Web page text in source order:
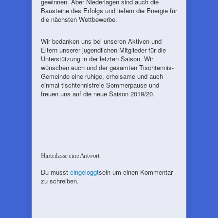
Bausteine des Erfolgs und liefern die Energie für
die nächsten Wettbewerbe.
Wir bedanken uns bei unseren Aktiven und
Eltern unserer jugendlichen Mitglieder für die
Unterstützung in der letzten Saison. Wir
wünschen euch und der gesamten Tischtennis-
Gemeinde eine ruhige, erholsame und auch
einmal tischtennisfreie Sommerpause und
freuen uns auf die neue Saison 2019/20.
Hinterlasse eine Antwort
Du musst eingeloggtsein um einen Kommentar
zu schreiben.